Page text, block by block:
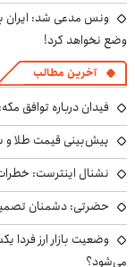
ونس مدعی شد: ایران
وضع نخواهد کرد!
آخرین مطالب
فیدان درباره توافق
پیش‌بینی قیمت طلا و
نشنال اینترست:
حضرتی: دشمنان تصمیم
می‌شود؟